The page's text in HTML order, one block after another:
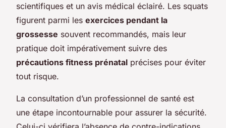
scientifiques et un avis médical éclairé. Les squats
figurent parmi les exercices pendant la
grossesse souvent recommandés, mais leur
pratique doit impérativement suivre des
précautions fitness prénatal précises pour éviter
tout risque.
La consultation d’un professionnel de santé est
une étape incontournable pour assurer la sécurité.